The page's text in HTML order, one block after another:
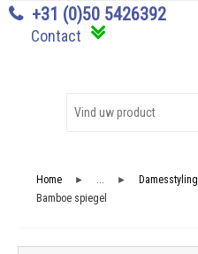
+31 (0)50 5426392
Contact
Home ► ... ► Damesstyling
Bamboe spiegel